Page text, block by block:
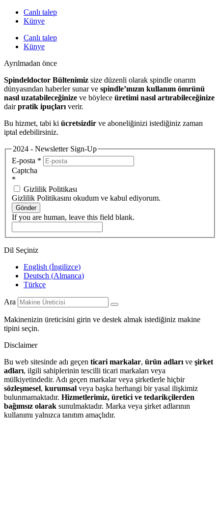
Canlı talep
Künye
Canlı talep
Künye
Ayrılmadan önce
Spindeldoctor Bültenimiz size düzenli olarak spindle onarım
dünyasından haberler sunar ve spindle’ınızın kullanım ömrünü
nasıl uzatabileceğinize ve böylece üretimi nasıl artırabileceğinize
dairpratik ipuçları verir.
Bu hizmet, tabi ki ücretsizdir ve aboneliğinizi istediğiniz zaman
iptal edebilirsiniz.
2024 - Newsletter Sign-Up
E-posta *
Captcha
*
Gizlilik Politikası
Gizlilik Politikasını okudum ve kabul ediyorum.
Gönder
If you are human, leave this field blank.
Dil Seçiniz
English (İngilizce)
Deutsch (Almanca)
Türkçe
Ara
Makinenizin üreticisini girin ve destek almak istediğiniz makine
tipini seçin.
Disclaimer
Bu web sitesinde adı geçen ticari markalar, ürün adları ve şirket
adları, ilgili sahiplerinin tescilli ticari markaları veya
mülkiyetindedir. Adı geçen markalar veya şirketlerle hiçbir
sözleşmesel, kurumsal veya başka herhangi bir yasal ilişkimiz
bulunmamaktadır. Hizmetlerimiz, üretici ve tedarikçilerden
bağımsız olarak sunulmaktadır. Marka veya şirket adlarının
kullanımı yalnızca tanıtım amaçlıdır.